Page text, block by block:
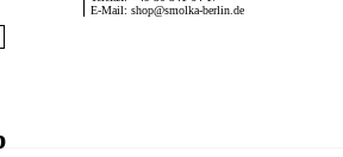
E-Mail: shop@smolka-berlin.de